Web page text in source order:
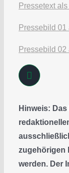
Pressetext
Pressebild
Pressebild
Hinweis:
zugehörigen
werden. Der